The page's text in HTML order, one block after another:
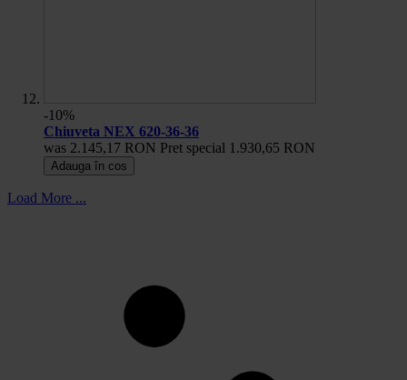
-10%
Chiuveta NEX 620-36-36
was 2.145,17 RON Pret special 1.930,65 RON
Adauga în cos
Load More ...